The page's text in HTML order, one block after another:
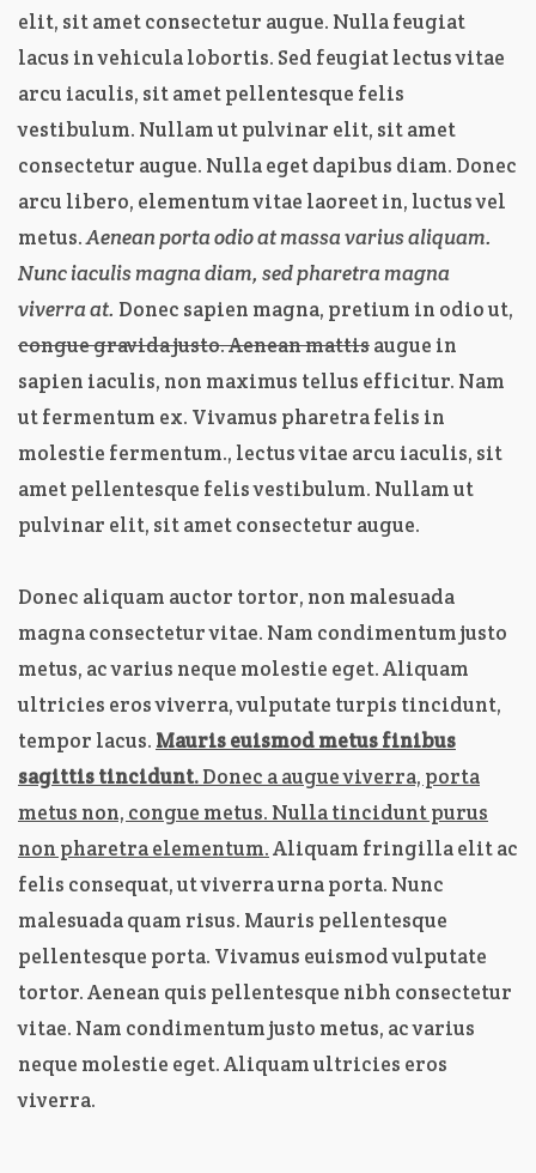
elit, sit amet consectetur augue. Nulla feugiat
lacus in vehicula lobortis. Sed feugiat lectus vitae
arcu iaculis, sit amet pellentesque felis
vestibulum. Nullam ut pulvinar elit, sit amet
consectetur augue. Nulla eget dapibus diam. Donec
arcu libero, elementum vitae laoreet in, luctus vel
metus.Aenean porta odio at massa varius aliquam.
Nunc iaculis magna diam, sed pharetra magna
viverra at. Donec sapien magna, pretium in odio ut,
congue gravida justo. Aenean mattisaugue in
sapien iaculis, non maximus tellus efficitur. Nam
ut fermentum ex. Vivamus pharetra felis in
molestie fermentum., lectus vitae arcu iaculis, sit
amet pellentesque felis vestibulum. Nullam ut
pulvinar elit, sit amet consectetur augue.
Donec aliquam auctor tortor, non malesuada
magna consectetur vitae. Nam condimentum justo
metus, ac varius neque molestie eget. Aliquam
ultricies eros viverra, vulputate turpis tincidunt,
tempor lacus. Mauris euismod metus finibus
sagittis tincidunt.Donec a augue viverra, porta
metus non, congue metus. Nulla tincidunt purus
non pharetra elementum.Aliquam fringilla elit ac
felis consequat, ut viverra urna porta. Nunc
malesuada quam risus. Mauris pellentesque
pellentesque porta. Vivamus euismod vulputate
tortor. Aenean quis pellentesque nibh consectetur
vitae. Nam condimentum justo metus, ac varius
neque molestie eget. Aliquam ultricies eros
viverra.